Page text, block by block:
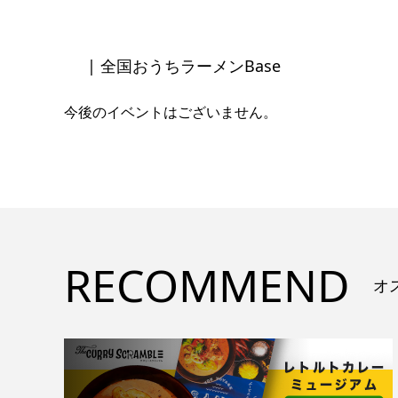
| 全国おうちラーメンBase
今後のイベントはございません。
RECOMMEND オ